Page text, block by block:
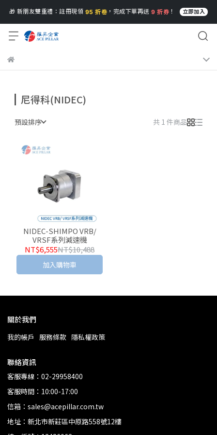
🎁 新朋友雙重禮：註冊現領 95 折卷 ，完成下單再送9 折券 ！ 立即加入
尼得科(NIDEC)
預設排序 共 1 件商品
NIDEC-SHIMPO VRB/
VRSF系列減速機
NT$6,555NT$10,488
加入購物車
關於我們
我的帳戶 服務條款 隱私權政策
聯絡資訊
客服專線：02-29958400
客服時間：10:00-17:00
信箱：sales@acepillar.com.tw
地址：新北市新莊區中原路558號12樓